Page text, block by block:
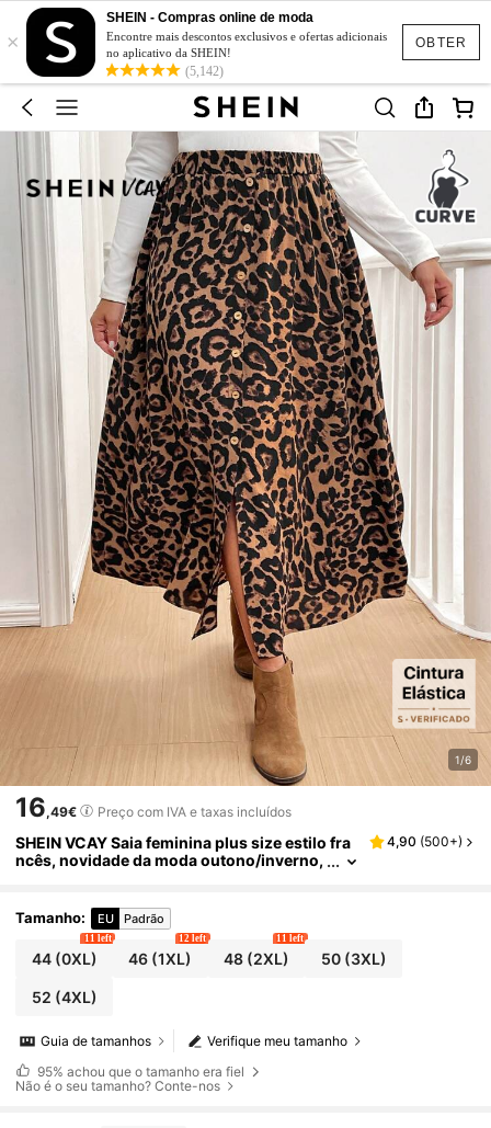
OBTER
×
SHEIN - Compras online de moda
Encontre mais descontos exclusivos e ofertas adicionais
no aplicativo da SHEIN!
(5,142)
1/6
16,49€ Preço com IVA e taxas incluídos
SHEIN VCAY Saia feminina plus size estilo fra
ncês, novidade da moda outono/inverno,
o, volta às aulas, saia com estampa american
a, elegante, com fenda, perfeita para professo
ras, inspirada nos anos 70, para o trabalho, fe
stas, minimalista, para o escritório, retrô, sim
vintage, única, para férias, festiva, solta, saia
4,90 (500+)
Tamanho: EU Padrão
44(0XL)
11 left
46 (1XL)
12 left
48(2XL)
11 left
50(3XL)
52 (4XL)
Verifique meu tamanho
Guia de tamanhos
95% achou que o tamanho era fiel
Não é o seu tamanho? Conte-nos